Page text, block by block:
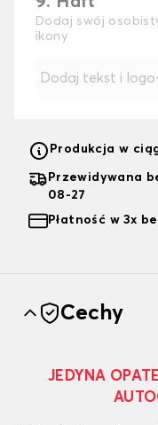
Dodaj swój
ikony
Dodaj tekst i logo
Produkcja w
Przewidywana
08-27
Płatność w 3x
Cechy
JEDYNA